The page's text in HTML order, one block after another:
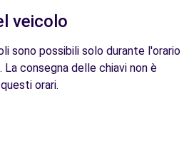
veicolo
sono possibili solo durante l'orario
La consegna delle chiavi non è
orari.